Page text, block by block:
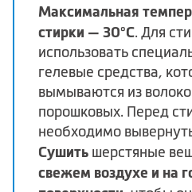
Максимальная
стирки — 30°C. Для
использовать
гелевые средства,
вымываются из
порошковых. Перед
необходимо
Сушить шерстяные
свежем воздухе и на